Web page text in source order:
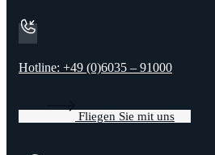
Hotline: +49 (0)6035 – 91000​
Fliegen Sie mit uns